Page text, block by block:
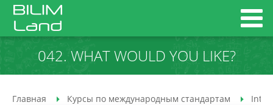
042. WHAT WOULD YOU LIKE?
Главная Курсы по международным стандартам